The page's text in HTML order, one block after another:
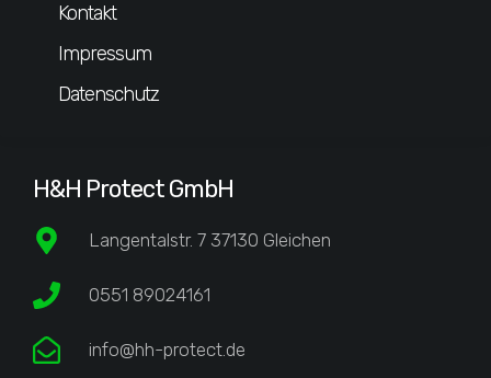
H&H Protect GmbH
Langentalstr. 7 37130 Gleichen
0551 89024161
info@hh-protect.de
Kontakt
Impressum
Datenschutz